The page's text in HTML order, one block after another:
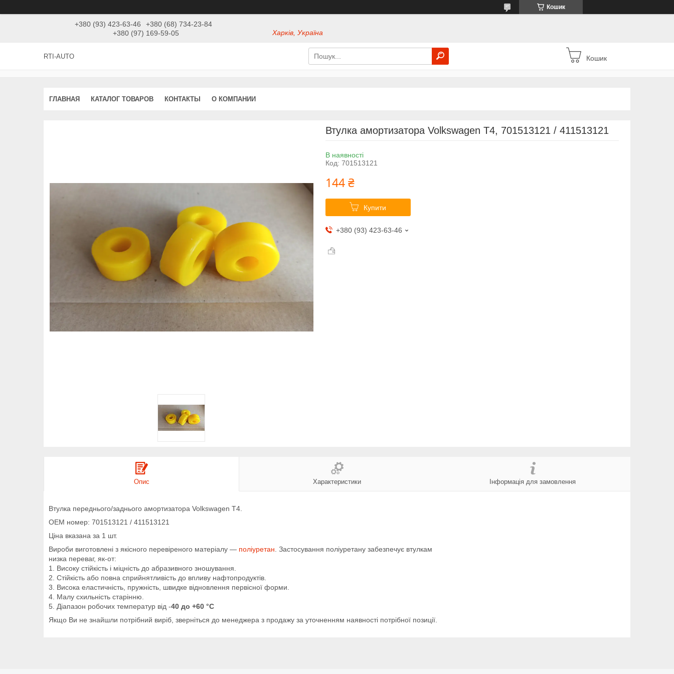
Кошик
+380 (93) 423-63-46
+380 (68) 734-23-84
+380 (97) 169-59-05
Харків, Україна
RTI-AUTO Кошик
ГЛАВНАЯ КАТАЛОГ ТОВАРОВ КОНТАКТЫ О КОМПАНИИ
Втулка амортизатора Volkswagen T4, 701513121 / 411513121
В наявності
Код: 701513121
144 ₴
Купити
+380 (93) 423-63-46
Опис Характеристики Інформація для замовлення
Втулка переднього/заднього амортизатора Volkswagen T4.
OEM номер: 701513121 / 411513121
Ціна вказана за 1 шт.
Вироби виготовлені з якісного перевіреного матеріалу — поліуретан . Застосування поліуретану забезпечує втулкам
низка переваг, як-от:
1. Високу стійкість і міцність до абразивного зношування.
2. Стійкість або повна сприйнятливість до впливу нафтопродуктів.
3. Висока еластичність, пружність, швидке відновлення первісної форми.
4. Малу схильність старінню.
5. Діапазон робочих температур від -40 до +60 °C
Якщо Ви не знайшли потрібний виріб, зверніться до менеджера з продажу за уточненням наявності потрібної позиції.